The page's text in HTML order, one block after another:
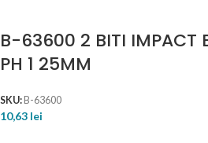
B-63600 2 BITI IMPACT
PH 1 25MM
SKU:B-63600
10,63 lei